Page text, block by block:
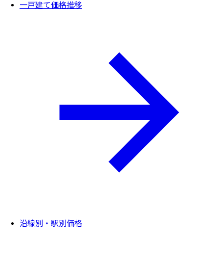
一戸建て価格推移
沿線別・駅別価格